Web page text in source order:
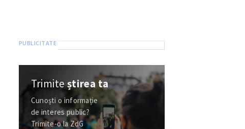
Trimiteștirea ta
Cunoști o informație
de interes public?
Trimite-o la ZdG